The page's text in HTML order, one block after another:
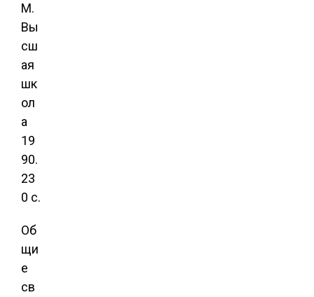
М.
Вы
сш
ая
шк
ол
а
19
90.
23
0 с.
Об
щи
е
св